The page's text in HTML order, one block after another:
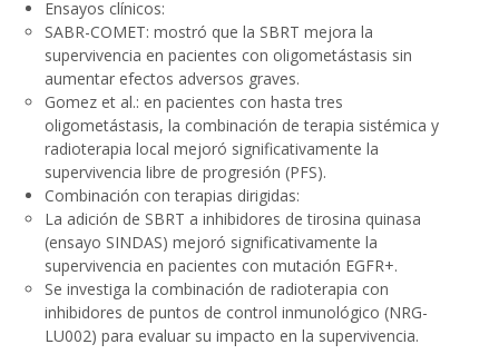
Ensayos clínicos:
SABR-COMET: mostró que la SBRT mejora la
supervivencia en pacientes con oligometástasis sin
aumentar efectos adversos graves.
Gomez et al.: en pacientes con hasta tres
oligometástasis, la combinación de terapia sistémica y
radioterapia local mejoró significativamente la
supervivencia libre de progresión (PFS).
Combinación con terapias dirigidas:
La adición de SBRT a inhibidores de tirosina quinasa
(ensayo SINDAS) mejoró significativamente la
supervivencia en pacientes con mutación EGFR+.
Se investiga la combinación de radioterapia con
inhibidores de puntos de control inmunológico (NRG-
LU002) para evaluar su impacto en la supervivencia.